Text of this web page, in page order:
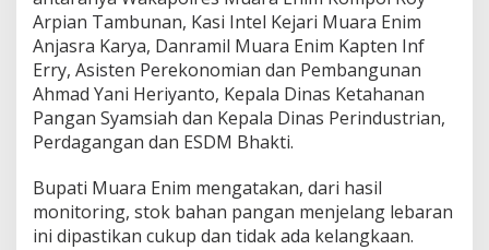
e
r
s
e
d
i
a
n
d
a
n
Arpian Tambunan, Kasi Intel Kejari Muara Enim
Anjasra Karya, Danramil Muara Enim Kapten Inf
Erry, Asisten Perekonomian dan Pembangunan
Ahmad Yani Heriyanto, Kepala Dinas Ketahanan
Pangan Syamsiah dan Kepala Dinas Perindustrian,
Perdagangan dan ESDM Bhakti.
Bupati Muara Enim mengatakan, dari hasil
monitoring, stok bahan pangan menjelang lebaran
ini dipastikan cukup dan tidak ada kelangkaan.